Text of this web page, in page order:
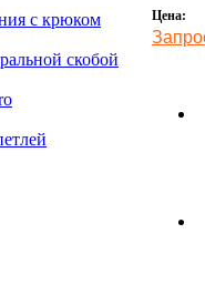
с крюком
скобой
Цена: